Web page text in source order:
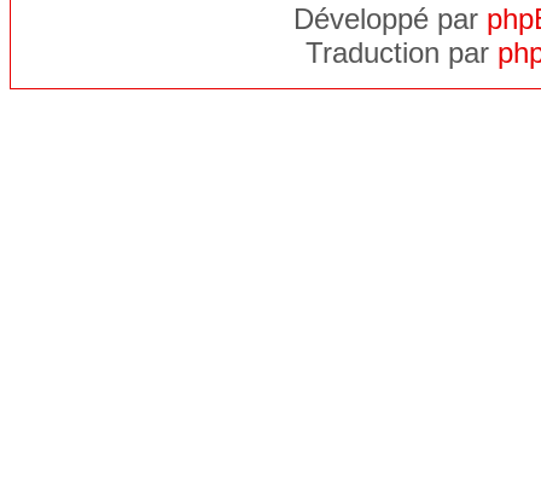
Développé par
Traduction par